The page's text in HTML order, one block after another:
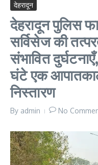
देहरादून
देहरादून पुलिस
सर्विसेज की
संभावित
घंटे एक
निस्तारण
By admin No